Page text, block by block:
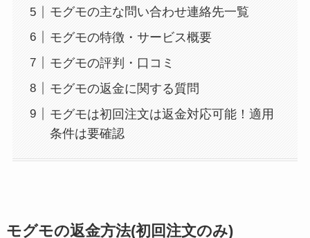
モグモの主な問い合わせ連絡先一覧
モグモの特徴・サービス概要
モグモの評判・口コミ
モグモの返金に関する質問
モグモは初回注文は返金対応可能！適用
条件は要確認
モグモの返金方法(初回注文のみ)